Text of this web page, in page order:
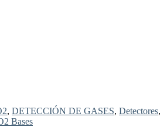
, DETECCIÓN DE GASES, Detectores,
Bases